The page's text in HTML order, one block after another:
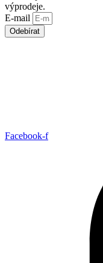
výprodeje.
E-mail
Odebírat
Facebook-f